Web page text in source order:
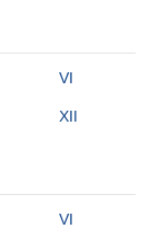
VI
XII
VI